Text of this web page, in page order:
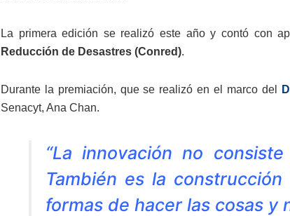
La primera edición se realizó este año y contó con
Reducción de Desastres (Conred).
Durante la premiación, que se realizó en el marco del
Senacyt, Ana Chan.
“La innovación no
También es la
formas de hacer las cosas y